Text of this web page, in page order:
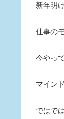
新年明
仕事の
今やっ
マイン
ではで